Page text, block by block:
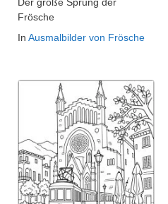
Frösche
In Ausmalbilder von Frösche